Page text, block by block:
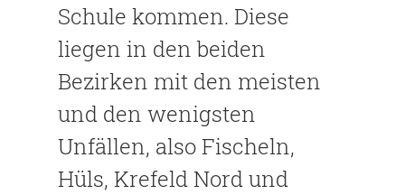
Schule kommen. Diese
liegen in den beiden
Bezirken mit den meisten
und den wenigsten
Unfällen, also Fischeln,
Hüls, Krefeld Nord und